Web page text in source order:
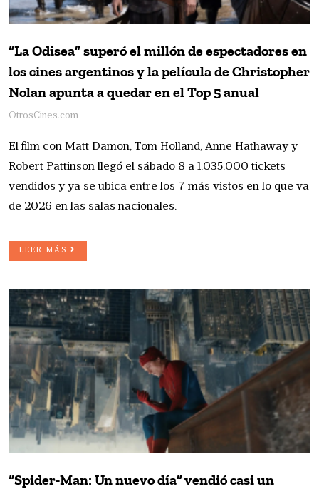
“La Odisea” superó el millón de espectadores en
los cines argentinos y la película de Christopher
Nolan apunta a quedar en el Top 5 anual
OtrosCines.com
El film con Matt Damon, Tom Holland, Anne Hathaway y
Robert Pattinson llegó el sábado 8 a 1.035.000 tickets
vendidos y ya se ubica entre los 7 más vistos en lo que va
de 2026 en las salas nacionales.
LEER MÁS
“Spider-Man: Un nuevo día” vendió casi un